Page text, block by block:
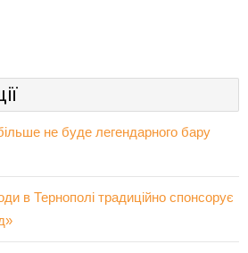
не буде легендарного бару
в Тернополі традиційно спонсорує